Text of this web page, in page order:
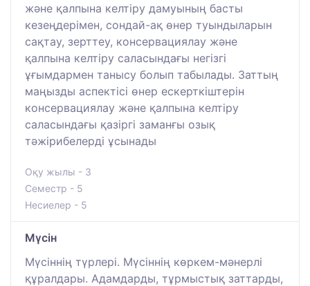
және қалпына келтіру дамуының басты
кезеңдерімен, сондай-ақ өнер туындыларын
сақтау, зерттеу, консервациялау және
қалпына келтіру саласындағы негізгі
ұғымдармен танысу болып табылады. Заттың
маңызды аспектісі өнер ескерткіштерін
консервациялау және қалпына келтіру
саласындағы қазіргі заманғы озық
тәжірибелерді ұсынады
Оқу жылы - 3
Семестр - 5
Несиелер - 5
Мүсін
Мүсіннің түрлері. Мүсіннің көркем-мәнерлі
құралдары. Адамдарды, тұрмыстық заттарды,